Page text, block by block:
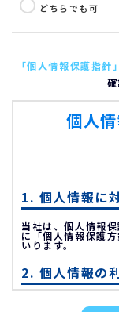
どちらでも可
「個人情報保護指針」
個人
1. 個人情報に
当社は、個人情報
に「個人情報保護
いります。
2. 個人情報の